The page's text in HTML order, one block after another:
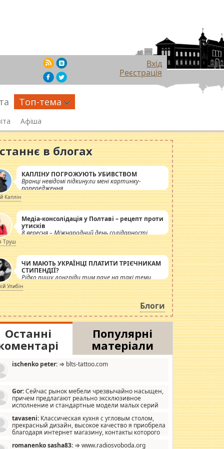
Вхід
Реєстрація
Топ-тема
Афіша
в блогах
КАПЛІНУ ПОГРОЖУЮТЬ УБИВСТВОМ
Вранці невідомі підкинули мені картинку-
попередження
Каплін
Медіа-консолідація у Полтаві – рецепт проти
утисків
8 вересня – Міжнародний день солідарності
журналістів.
Труш
ЧИ МАЮТЬ УКРАЇНЦІ ПЛАТИТИ ТРІЄЧНИКАМ
СТИПЕНДІЇ?
Рідко пишу лонгріди тим паче на такі теми,
але вже просто дістало! Обурюють сьогоднішні
інсенуації навколо стипендіального питання.
Штучно роздувається ще одна соціальна
катастрофа.
Улибін
Блоги
Останні
Популярні
матеріали
ischenko peter: ⇒ blts-tattoo.com
Gor:Сейчас рынок мебели чрезвычайно насыщен,
причем предлагают реально эксклюзивное
исполнение и стандартные модели малых серий
мало походит на стандартные формы, в MebelOk,
и что главное - со вкусом все в порядке,
ненужных наворотов удорожающих мебель, а это не
tavaseni: Классическая кухня с угловым столом,
прекрасный дизайн, высокое качество я приобрела
благодаря интернет магазину, контакты которого
romanenko sasha83: ⇒ www.radiosvoboda.org